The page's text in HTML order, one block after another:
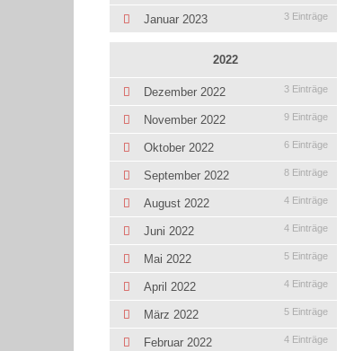
Januar 2023 3 Einträge
2022
Dezember 2022 3 Einträge
November 2022 9 Einträge
Oktober 2022 6 Einträge
September 2022 8 Einträge
August 2022 4 Einträge
Juni 2022 4 Einträge
Mai 2022 5 Einträge
April 2022 4 Einträge
März 2022 5 Einträge
Februar 2022 4 Einträge